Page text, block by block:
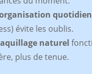
évite les oublis.
naturel
plus de tenue.